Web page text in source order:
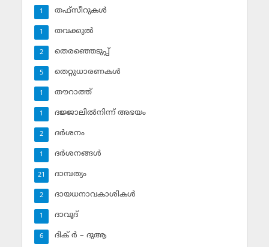
തഫ്‌സീറുകള്‍
1
തവക്കുല്‍
1
തെരഞ്ഞെടുപ്പ്
2
തെറ്റുധാരണകള്‍
5
തൗറാത്ത്
1
ദജ്ജാലില്‍നിന്ന് അഭയം
1
ദര്‍ശനം
2
ദര്‍ശനങ്ങള്‍
1
ദാമ്പത്യം
21
ദായധനാവകാശികള്‍
2
ദാവൂദ്‌
1
ദിക് ര്‍ – ദുആ
6